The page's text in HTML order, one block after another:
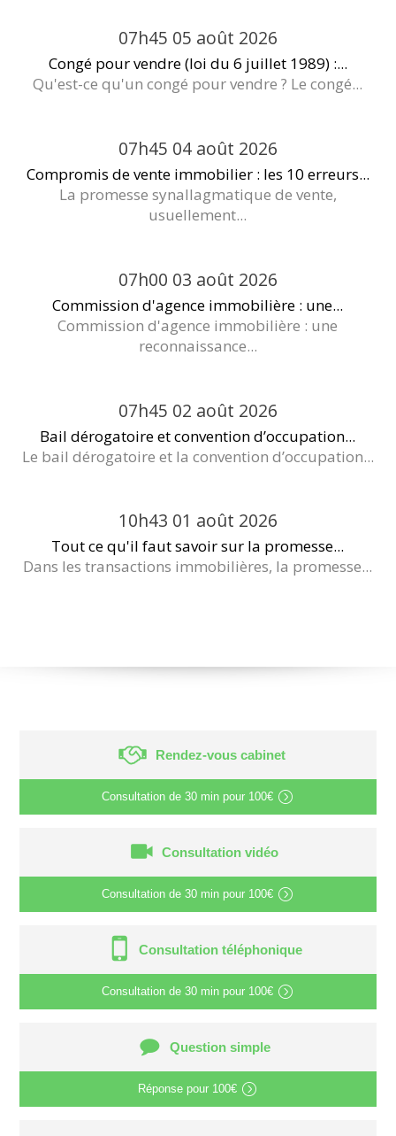
07h45 05 août 2026
Congé pour vendre (loi du 6 juillet 1989) :...
Qu'est-ce qu'un congé pour vendre ? Le congé...
07h45 04 août 2026
Compromis de vente immobilier : les 10 erreurs...
La promesse synallagmatique de vente,
usuellement...
07h00 03 août 2026
Commission d'agence immobilière : une...
Commission d'agence immobilière : une
reconnaissance...
07h45 02 août 2026
Bail dérogatoire et convention d’occupation...
Le bail dérogatoire et la convention d’occupation...
10h43 01 août 2026
Tout ce qu'il faut savoir sur la promesse...
Dans les transactions immobilières, la promesse...
Rendez-vous cabinet
Consultation de 30 min pour 100€
Consultation vidéo
Consultation de 30 min pour 100€
Consultation téléphonique
Consultation de 30 min pour 100€
Question simple
Réponse pour 100€